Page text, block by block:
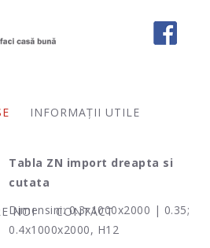
INFORMAȚII UTILE
NOI CONTACT
din oțel
Tabla ZN import dreapta si
cutata
Dimensini: 0.3x1000x2000 | 0.35;
0.4x1000x2000, H12